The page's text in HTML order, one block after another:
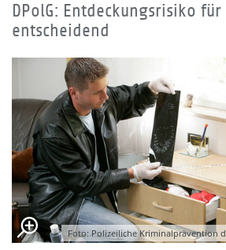
DPolG: Entdeckungsrisiko
entscheidend
Foto: Polizeiliche Kriminalprävention